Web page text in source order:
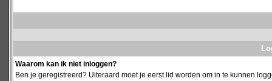
Waarom kan ik niet inloggen?
Ben je geregistreerd? Uiteraard moet je eerst lid worden om in te kunnen